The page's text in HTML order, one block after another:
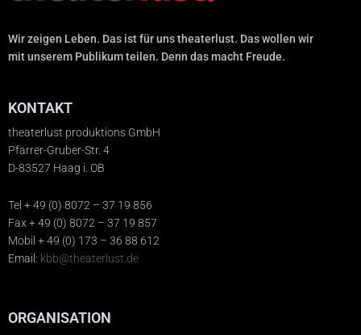
Wir zeigen Leben. Das ist für uns theaterlust. Das wollen wir
mit unserem Publikum teilen. Denn das macht Freude.
KONTAKT
theaterlust produktions GmbH
Pfarrer-Gruber-Str. 4
D-83527 Haag i. OB
Tel + 49 (0) 8072 – 37 19 856
Fax + 49 (0) 8072 – 37 19 857
Mobil + 49 (0) 173 – 36 88 612
Email: kbb@theaterlust.de
ORGANISATION